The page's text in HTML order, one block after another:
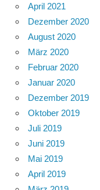
April 2021
Dezember 2020
August 2020
März 2020
Februar 2020
Januar 2020
Dezember 2019
Oktober 2019
Juli 2019
Juni 2019
Mai 2019
April 2019